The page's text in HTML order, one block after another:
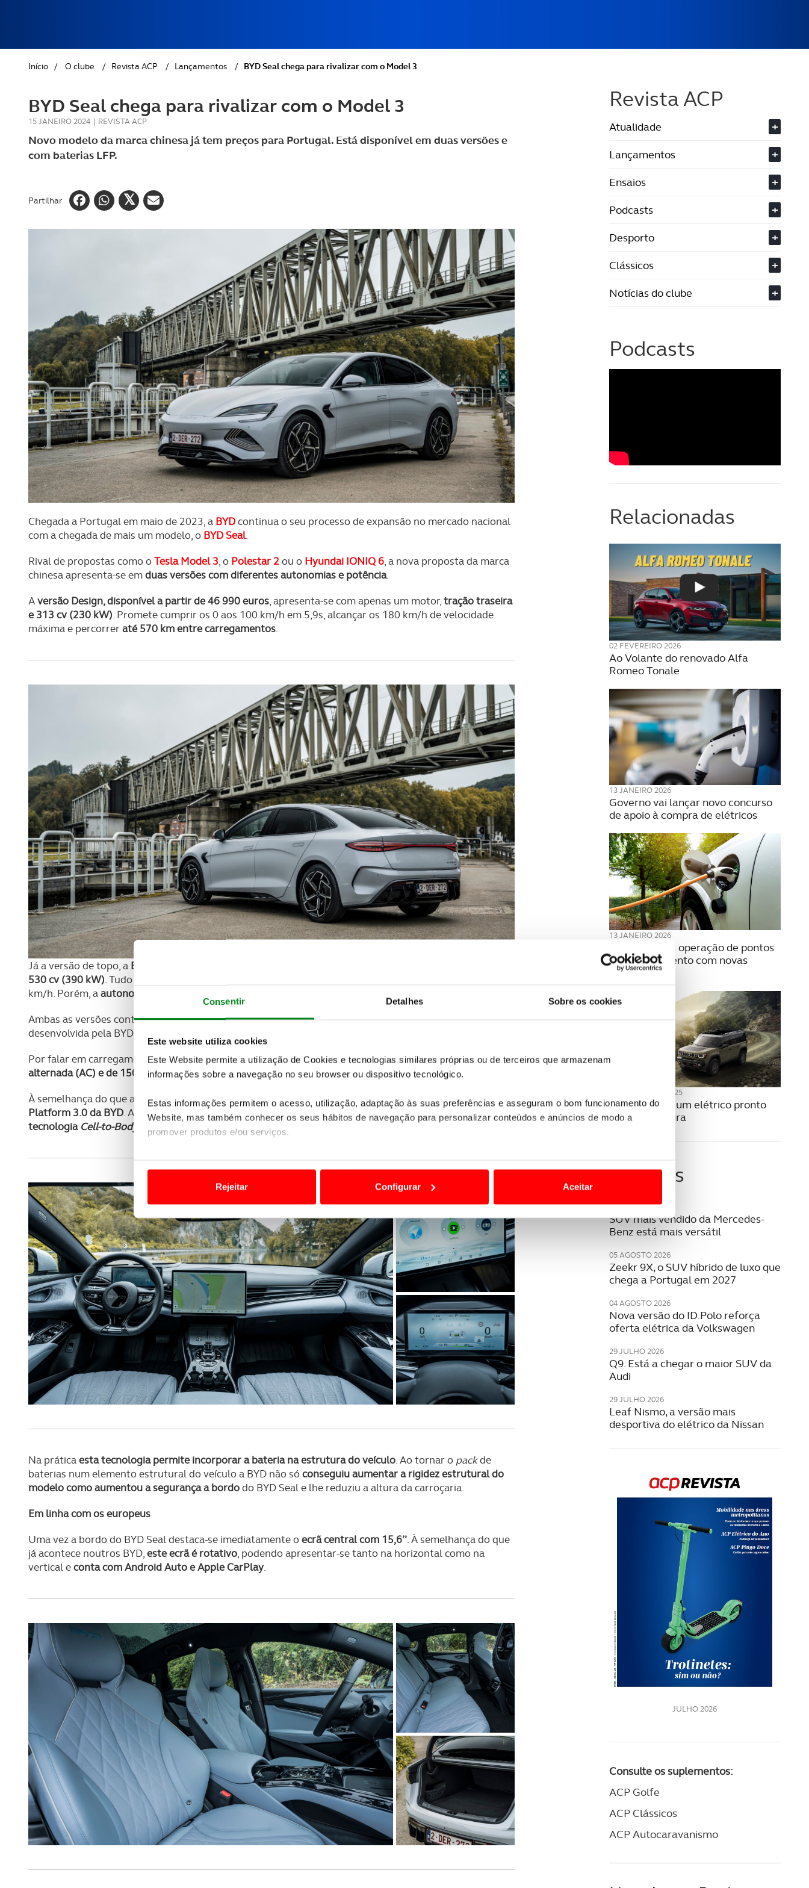
Consentir Detalhes Sobre os cookies
Este website utiliza cookies
Este Website permite a utilização de Cookies e tecnologias similares próprias ou de terceiros que armazenam
informações sobre a navegação no seu browser ou dispositivo tecnológico.
Estas informações permitem o acesso, utilização, adaptação às suas preferências e asseguram o bom funcionamento do
Website, mas também conhecer os seus hábitos de navegação para personalizar conteúdos e anúncios de modo a
promover produtos e/ou serviços.
Usamos cookies para melhorar a sua experiência digital, personalizar conteúdos e anúncios, para lhe proporcionar
funcionalidades de redes sociais, bem como para analisar dados de navegação no nosso website.
Adicionalmente partilhamos informação, relativa à sua utilização do nosso site de publicidade e de análise, com parceiros
e organizações na UE e em países terceiros.
O ACP garantirá que as transferências internacionais de dados pessoais serão realizadas apenas com o seu
consentimento e quando tal se afigure estritamente necessário no contexto dos serviços a prestar.
Realçamos que o bloqueio de certo tipo de Cookies e tecnologias similares pode ter impacto na sua experiência de
navegação no Website e nos serviços disponibilizados.
Consulte a política de cookies do site.
Rejeitar Configurar Aceitar
GOLFE
AUTOCARAVANISMO
Início / O clube / Revista ACP / Lançamentos / BYD Seal chega para rivalizar com o Model 3
BYD Seal chega para rivalizar com o Model 3
15 JANEIRO 2024 | REVISTA ACP
Novo modelo da marca chinesa já tem preços para Portugal. Está disponível em duas versões e
com baterias LFP.
Partilhar
Chegada a Portugal em maio de 2023, a BYDcontinua o seu processo de expansão no mercado nacional
com a chegada de mais um modelo, o BYD Seal.
Rival de propostas como oTesla Model 3, o Polestar 2 ou o Hyundai IONIQ 6, a nova proposta da marca
chinesa apresenta-se emduas versões com diferentes autonomias e potência.
Aversão Design, disponível a partir de 46 990 euros, apresenta-se com apenas um motor,tração traseira
e 313 cv (230 kW). Promete cumprir os 0 aos 100 km/h em 5,9s, alcançar os 180 km/h de velocidade
máxima e percorreraté 570 km entre carregamentos.
Já a versão de topo, a Excellence-AWD, custa 47 990 euros
530 cv (390 kW). Tudo isto permite-lhe cumprir os 0 aos 100 km/h em apenas 3,8s e alcançar os 180
km/h. Porém, aautonomia decresce para os 520 km
Ambas as versões contam com umabateria LFP, sem cobalto, com 82,5 kWh de capacidade
desenvolvida pela BYD, bastam
Por falar em carregamentos, esta bateriapode ser carregada com potência de até 11 kW em corrente
alternada (AC) e de 150 kW em corrente contínua (DC)
À semelhança do que acontece com osBYD Atto 3e Dolphin, também o Sealassenta na plataforma e-
Platform 3.0 da BYD. Apesar desta partilha de plataforma, oSeal é o primeiro modelo a incorporar a
tecnologia Cell-to-Body da marca chinesa.
Na práticaesta tecnologia permite incorporar a bateria na estrutura do veículo. Ao tornar o packde
baterias num elemento estrutural do veículo a BYD não sóconseguiu aumentar a rigidez estrutural do
modelocomo aumentou a segurança a bordodo BYD Seal e lhe reduziu a altura da carroçaria.
Em linha com os europeus
Uma vez a bordo do BYD Seal destaca-se imediatamente oecrã central com 15,6’’. À semelhança do que
já acontece noutros BYD,este ecrã é rotativo, podendo apresentar-se tanto na horizontal como na
vertical econta com Android Auto e Apple CarPlay.
Revista ACP
Atualidade
+
Lançamentos
+
Ensaios
+
Podcasts
+
Desporto
+
Clássicos
+
Notícias do clube
+
Podcasts
Relacionadas
02 FEVEREIRO 2026
Ao Volante do renovado Alfa
Romeo Tonale
13 JANEIRO 2026
Governo vai lançar novo concurso
de apoio à compra de elétricos
13 JANEIRO 2026
Licenças para operação de pontos
de carregamento com novas
regras
24 NOVEMBRO 2025
Jeep Recon é um elétrico pronto
para a aventura
Últimas
05 AGOSTO 2026
SUV mais vendido da Mercedes-
Benz está mais versátil
05 AGOSTO 2026
Zeekr 9X, o SUV híbrido de luxo que
chega a Portugal em 2027
04 AGOSTO 2026
Nova versão do ID.Polo reforça
oferta elétrica da Volkswagen
29 JULHO 2026
Q9. Está a chegar o maior SUV da
Audi
29 JULHO 2026
Leaf Nismo, a versão mais
desportiva do elétrico da Nissan
JULHO 2026
Consulte os suplementos:
ACP Golfe
ACP Clássicos
ACP Autocaravanismo